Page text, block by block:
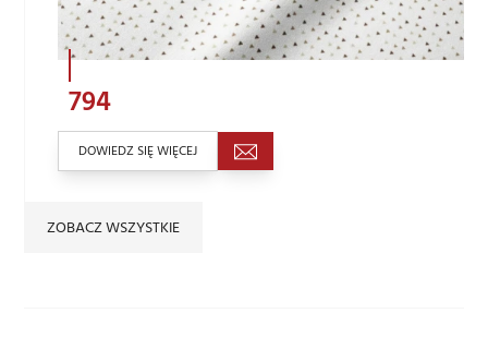
794
DOWIEDZ SIĘ WIĘCEJ
ZOBACZ WSZYSTKIE